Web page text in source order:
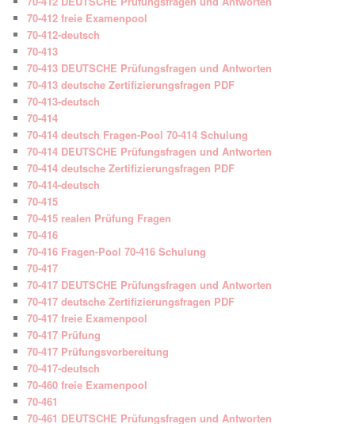
70-412 freie Examenpool
70-412-deutsch
70-413
70-413 DEUTSCHE Prüfungsfragen und Antworten
70-413 deutsche Zertifizierungsfragen PDF
70-413-deutsch
70-414
70-414 deutsch Fragen-Pool 70-414 Schulung
70-414 DEUTSCHE Prüfungsfragen und Antworten
70-414 deutsche Zertifizierungsfragen PDF
70-414-deutsch
70-415
70-415 realen Prüfung Fragen
70-416
70-416 Fragen-Pool 70-416 Schulung
70-417
70-417 DEUTSCHE Prüfungsfragen und Antworten
70-417 deutsche Zertifizierungsfragen PDF
70-417 freie Examenpool
70-417 Prüfung
70-417 Prüfungsvorbereitung
70-417-deutsch
70-460 freie Examenpool
70-461
70-461 DEUTSCHE Prüfungsfragen und Antworten